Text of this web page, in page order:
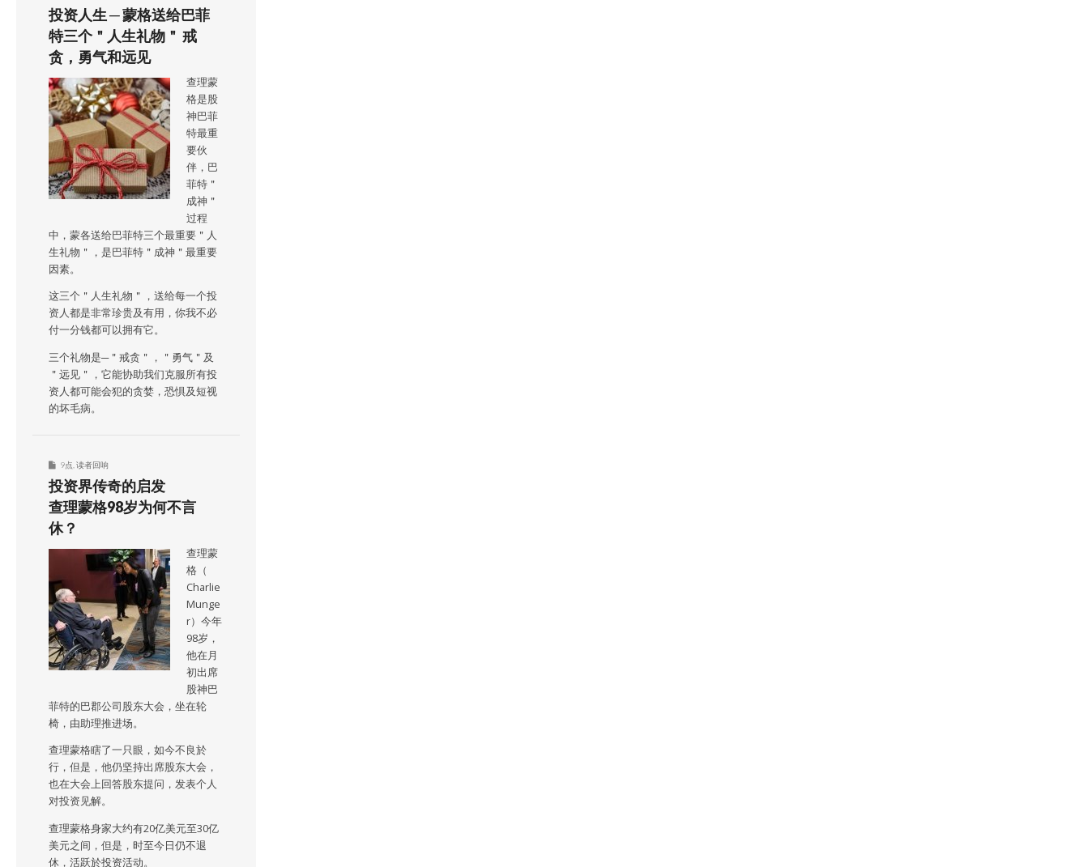
投资人生 ─ 蒙格送给巴菲
特三个＂人生礼物＂ 戒
贪，勇气和远见
查理蒙
格是股
神巴菲
特最重
要伙
伴，巴
菲特＂
成神＂
过程
中，蒙各送给巴菲特三个最重要＂人
生礼物＂，是巴菲特＂成神＂最重要
因素。
这三个＂人生礼物＂，送给每一个投
资人都是非常珍贵及有用，你我不必
付一分钱都可以拥有它。
三个礼物是─＂戒贪＂，＂勇气＂及
＂远见＂，它能协助我们克服所有投
资人都可能会犯的贪婪，恐惧及短视
的坏毛病。
9点 读者回响
投资界传奇的启发
查理蒙格98岁为何不言
休？
查理蒙
格（
Charlie
Munge
r）今年
98岁，
他在月
初出席
股神巴
菲特的巴郡公司股东大会，坐在轮
椅，由助理推进场。
查理蒙格瞎了一只眼，如今不良於
行，但是，他仍坚持出席股东大会，
也在大会上回答股东提问，发表个人
对投资见解。
查理蒙格身家大约有20亿美元至30亿
美元之间，但是，时至今日仍不退
休，活跃於投资活动。